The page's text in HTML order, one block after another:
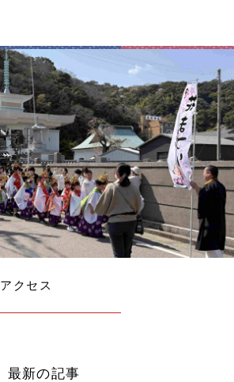
アクセス
最新の記事